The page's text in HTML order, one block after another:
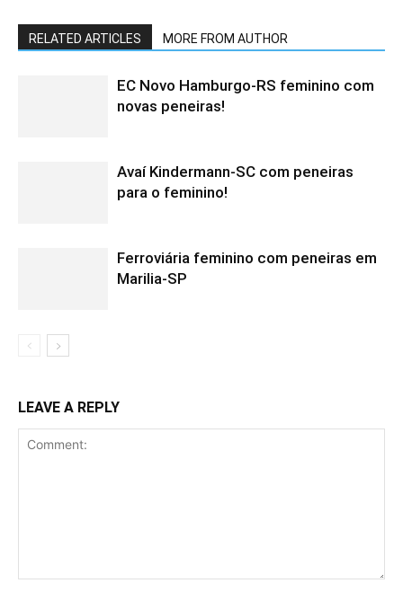
RELATED ARTICLES MORE FROM AUTHOR
EC Novo Hamburgo-RS feminino com
novas peneiras!
Avaí Kindermann-SC com peneiras
para o feminino!
Ferroviária feminino com peneiras em
Marilia-SP
LEAVE A REPLY